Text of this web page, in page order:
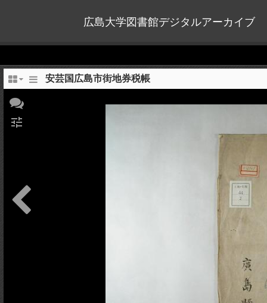
広島大学図書館デジタルアーカイブ
安芸国広島市街地券税帳
tune